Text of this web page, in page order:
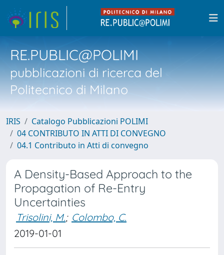
RE.PUBLIC@POLIMI
pubblicazioni di ricerca del
Politecnico di Milano
IRIS
Catalogo Pubblicazioni POLIMI
04 CONTRIBUTO IN ATTI DI CONVEGNO
04.1 Contributo in Atti di convegno
A Density-Based Approach to the
Propagation of Re-Entry
Uncertainties
Trisolini, M.; Colombo, C.
2019-01-01